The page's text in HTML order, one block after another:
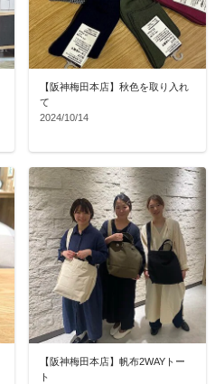
【阪神梅田本店】秋色を取り入れ
て
2024/10/14
【阪神梅田本店】帆布2WAYトー
ト